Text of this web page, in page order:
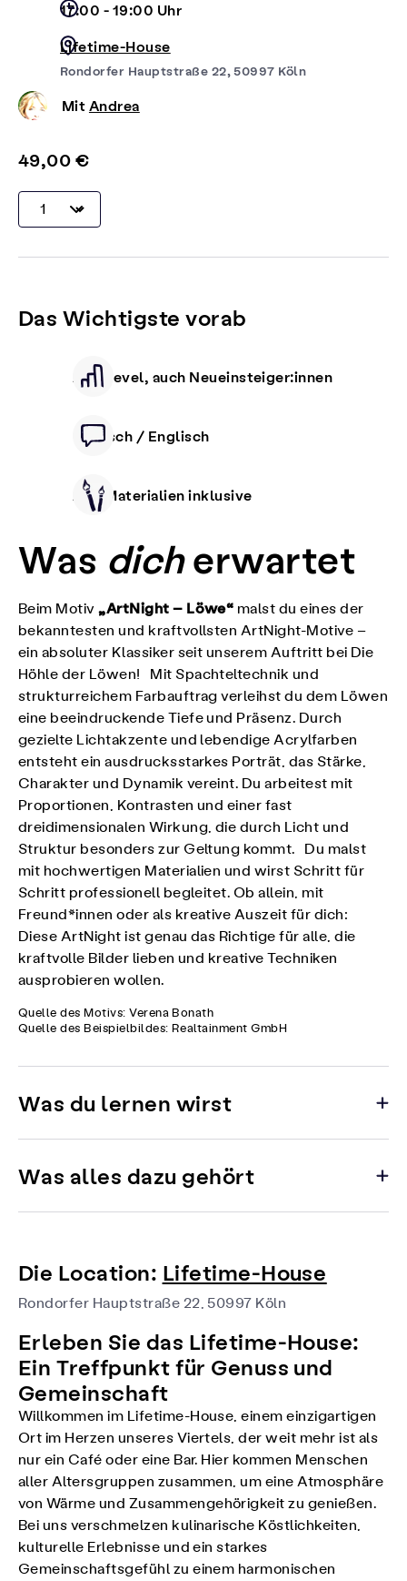
17:00 - 19:00 Uhr
Lifetime-House
Rondorfer Hauptstraße 22, 50997 Köln
Mit Andrea
49,00 €
Das Wichtigste vorab
Alle Level, auch Neueinsteiger:innen
Deutsch / Englisch
Alle Materialien inklusive
Was dicherwartet
Beim Motiv„ArtNight – Löwe“ malst du eines der
bekanntesten und kraftvollsten ArtNight-Motive –
ein absoluter Klassiker seit unserem Auftritt bei Die
Höhle der Löwen! Mit Spachteltechnik und
strukturreichem Farbauftrag verleihst du dem Löwen
eine beeindruckende Tiefe und Präsenz. Durch
gezielte Lichtakzente und lebendige Acrylfarben
entsteht ein ausdrucksstarkes Porträt, das Stärke,
Charakter und Dynamik vereint. Du arbeitest mit
Proportionen, Kontrasten und einer fast
dreidimensionalen Wirkung, die durch Licht und
Struktur besonders zur Geltung kommt. Du malst
mit hochwertigen Materialien und wirst Schritt für
Schritt professionell begleitet. Ob allein, mit
Freund*innen oder als kreative Auszeit für dich:
Diese ArtNight ist genau das Richtige für alle, die
kraftvolle Bilder lieben und kreative Techniken
ausprobieren wollen.
Quelle des Motivs: Verena Bonath
Quelle des Beispielbildes: Realtainment GmbH
Was du lernen wirst
Was alles dazu gehört
Die Location: Lifetime-House
Rondorfer Hauptstraße 22, 50997 Köln
Erleben Sie das Lifetime-House:
Ein Treffpunkt für Genuss und
Gemeinschaft
Willkommen im Lifetime-House, einem einzigartigen
Ort im Herzen unseres Viertels, der weit mehr ist als
nur ein Café oder eine Bar. Hier kommen Menschen
aller Altersgruppen zusammen, um eine Atmosphäre
von Wärme und Zusammengehörigkeit zu genießen.
Bei uns verschmelzen kulinarische Köstlichkeiten,
kulturelle Erlebnisse und ein starkes
Gemeinschaftsgefühl zu einem harmonischen